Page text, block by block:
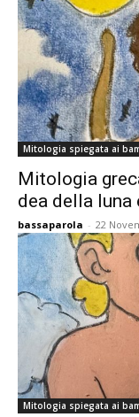
Mitologia spiegata ai
Mitologia
dea della luna
bassaparola - 22
Mitologia spiegata ai